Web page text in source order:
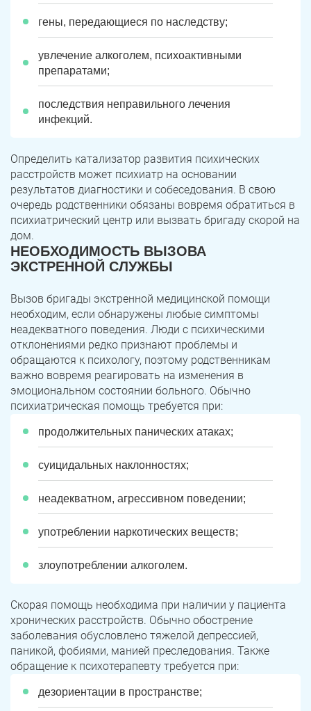
гены, передающиеся по наследству;
увлечение алкоголем, психоактивными
препаратами;
последствия неправильного лечения
инфекций.
Определить катализатор развития психических
расстройств может психиатр на основании
результатов диагностики и собеседования. В свою
очередь родственники обязаны вовремя обратиться в
психиатрический центр или вызвать бригаду скорой на
дом.
НЕОБХОДИМОСТЬ ВЫЗОВА
ЭКСТРЕННОЙ СЛУЖБЫ
Вызов бригады экстренной медицинской помощи
необходим, если обнаружены любые симптомы
неадекватного поведения. Люди с психическими
отклонениями редко признают проблемы и
обращаются к психологу, поэтому родственникам
важно вовремя реагировать на изменения в
эмоциональном состоянии больного. Обычно
психиатрическая помощь требуется при:
продолжительных панических атаках;
суицидальных наклонностях;
неадекватном, агрессивном поведении;
употреблении наркотических веществ;
злоупотреблении алкоголем.
Скорая помощь необходима при наличии у пациента
хронических расстройств. Обычно обострение
заболевания обусловлено тяжелой депрессией,
паникой, фобиями, манией преследования. Также
обращение к психотерапевту требуется при:
дезориентации в пространстве;